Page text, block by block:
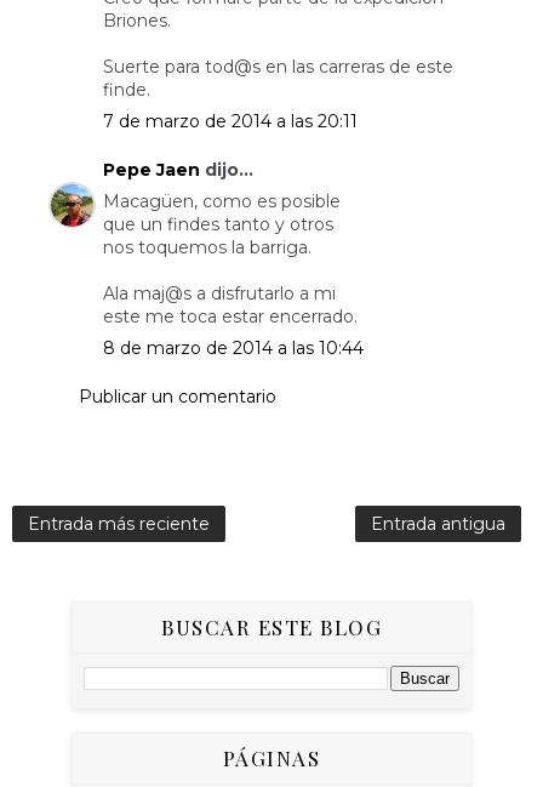
Briones.
Suerte para tod@s en las carreras de este
finde.
7 de marzo de 2014 a las 20:11
Pepe Jaen dijo...
Macagüen, como es posible
que un findes tanto y otros
nos toquemos la barriga.
Ala maj@s a disfrutarlo a mi
este me toca estar encerrado.
8 de marzo de 2014 a las 10:44
Publicar un comentario
Entrada más reciente Entrada antigua
BUSCAR ESTE BLOG
PÁGINAS